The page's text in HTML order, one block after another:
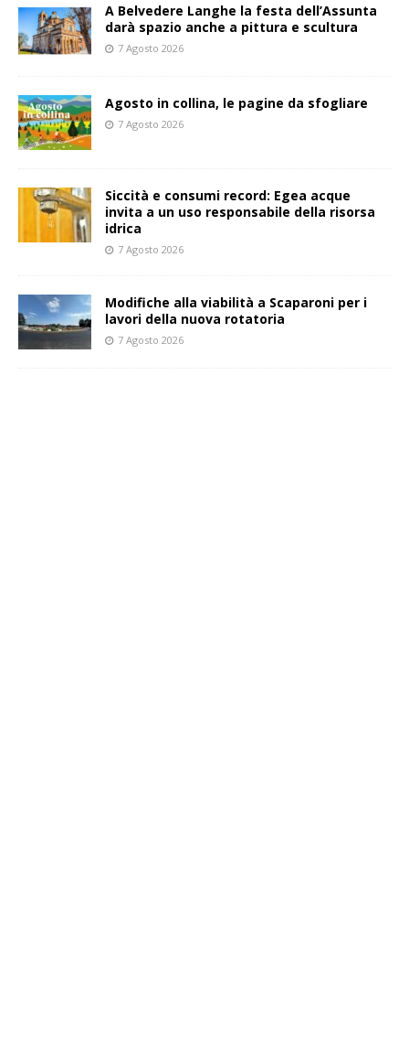
A Belvedere Langhe la festa dell’Assunta
darà spazio anche a pittura e scultura
7 Agosto 2026
Agosto in collina, le pagine da sfogliare
7 Agosto 2026
Siccità e consumi record: Egea acque
invita a un uso responsabile della risorsa
idrica
7 Agosto 2026
Modifiche alla viabilità a Scaparoni per i
lavori della nuova rotatoria
7 Agosto 2026